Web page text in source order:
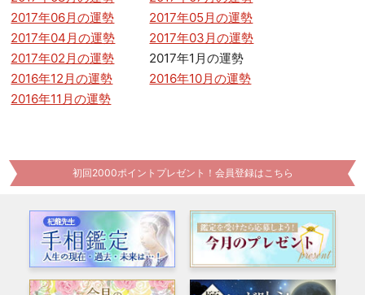
2017年06月の運勢
2017年05月の運勢
2017年04月の運勢
2017年03月の運勢
2017年02月の運勢
2017年1月の運勢
2016年12月の運勢
2016年10月の運勢
2016年11月の運勢
初回2000ポイントプレゼント！会員登録はこちら